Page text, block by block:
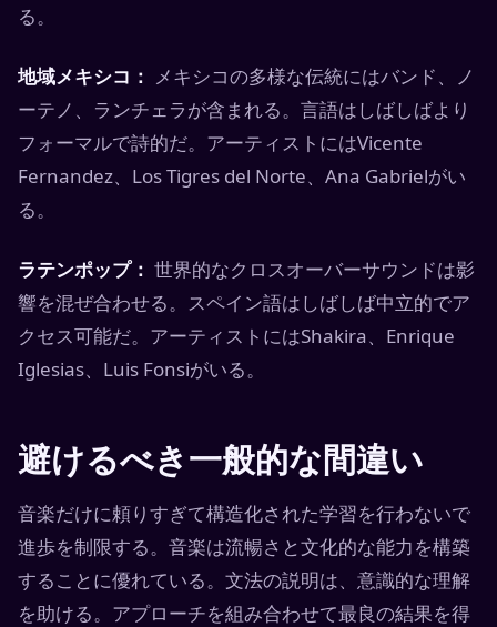
る。
地域メキシコ： メキシコの多様な伝統にはバンド、ノ
ーテノ、ランチェラが含まれる。言語はしばしばより
フォーマルで詩的だ。アーティストにはVicente
Fernandez、Los Tigres del Norte、Ana Gabrielがい
る。
ラテンポップ： 世界的なクロスオーバーサウンドは影
響を混ぜ合わせる。スペイン語はしばしば中立的でア
クセス可能だ。アーティストにはShakira、Enrique
Iglesias、Luis Fonsiがいる。
避けるべき一般的な間違い
音楽だけに頼りすぎて構造化された学習を行わないで
進歩を制限する。音楽は流暢さと文化的な能力を構築
することに優れている。文法の説明は、意識的な理解
を助ける。アプローチを組み合わせて最良の結果を得